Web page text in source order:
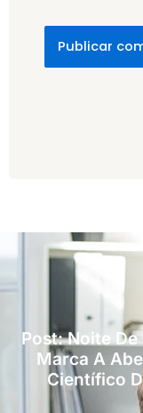
Post: Noite De
Marca A
Científico